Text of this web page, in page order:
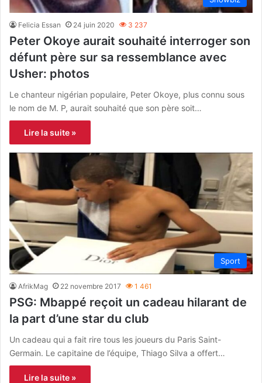
Felicia Essan 24 juin 2020 3 237
Peter Okoye aurait souhaité interroger son
défunt père sur sa ressemblance avec
Usher: photos
Le chanteur nigérian populaire, Peter Okoye, plus connu sous
le nom de M. P, aurait souhaité que son père soit…
Lire la suite »
Sport
AfrikMag 22 novembre 2017 1 461
PSG: Mbappé reçoit un cadeau hilarant de
la part d’une star du club
Un cadeau qui a fait rire tous les joueurs du Paris Saint-
Germain. Le capitaine de l’équipe, Thiago Silva a offert…
Lire la suite »